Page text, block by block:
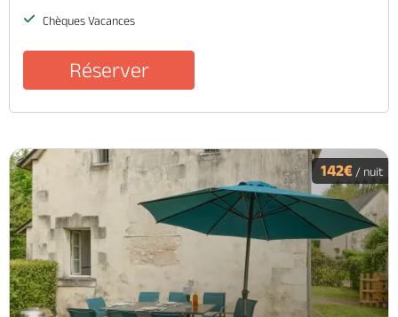
Chèques Vacances
Réserver
142€ / nuit